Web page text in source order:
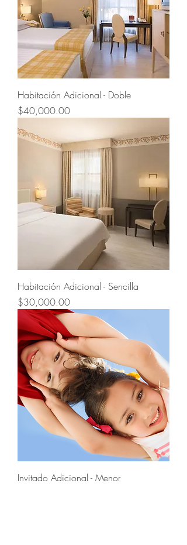
Habitación Adicional - Doble
Precio
$40,000.00
Habitación Adicional - Sencilla
Precio
$30,000.00
Invitado Adicional - Menor